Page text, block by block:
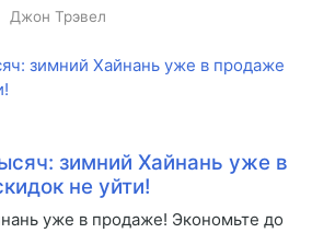
Джон Трэвел
зимний Хайнань уже в
не уйти!
уже в продаже! Экономьте до